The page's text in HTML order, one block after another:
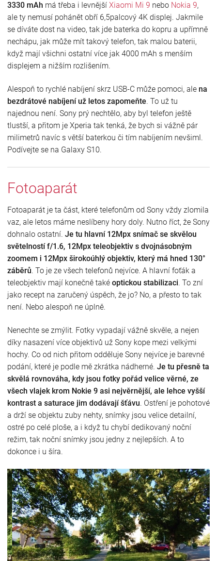
3330 mAh má třeba i levnější Xiaomi Mi 9 nebo Nokia 9,
ale ty nemusí pohánět obří 6,5palcový 4K displej. Jakmile
se díváte dost na video, tak jde baterka do kopru a upřímně
nechápu, jak může mít takový telefon, tak malou baterii,
když mají všichni ostatní více jak 4000 mAh s menším
displejem a nižším rozlišením.
Alespoň to rychlé nabíjení skrz USB-C může pomoci, ale na
bezdrátové nabíjení už letos zapomeňte. To už tu
najednou není. Sony prý nechtělo, aby byl telefon ještě
tlustší, a přitom je Xperia tak tenká, že bych si vážně pár
milimetrů navíc s větší baterkou či tím nabíjením nevšiml.
Podívejte se na Galaxy S10.
Fotoaparát
Fotoaparát je ta část, které telefonům od Sony vždy zlomila
vaz, ale letos máme neslíbeny hory doly. Nutno říct, že Sony
dohnalo ostatní. Je tu hlavní 12Mpx snímač se skvělou
světelností f/1.6, 12Mpx teleobjektiv s dvojnásobným
zoomem i 12Mpx širokoúhlý objektiv, který má hned 130°
záběrů. To je ze všech telefonů nejvíce. A hlavní foťák a
teleobjektiv mají konečně také optickou stabilizaci. To zní
jako recept na zaručený úspěch, že jo? No, a přesto to tak
není. Nebo alespoň ne úplně.
Nenechte se zmýlit. Fotky vypadají vážně skvěle, a nejen
díky nasazení více objektivů už Sony kope mezi velkými
hochy. Co od nich přitom odděluje Sony nejvíce je barevné
podání, které je podle mě zkrátka nádherné. Je tu přesně ta
skvělá rovnováha, kdy jsou fotky pořád velice věrné, ze
všech vlajek krom Nokie 9 asi nejvěrnější, ale lehce vyšší
kontrast a saturace jim dodávají šťávu. Ostření je pohotové
a drží se objektu zuby nehty, snímky jsou velice detailní,
ostré po celé ploše, a i když tu chybí dedikovaný noční
režim, tak noční snímky jsou jedny z nejlepších. A to
dokonce i u šíra.